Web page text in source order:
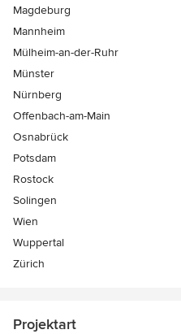
Magdeburg
Mannheim
Mülheim-an-der-Ruhr
Münster
Nürnberg
Offenbach-am-Main
Osnabrück
Potsdam
Rostock
Solingen
Wien
Wuppertal
Zürich
Projektart